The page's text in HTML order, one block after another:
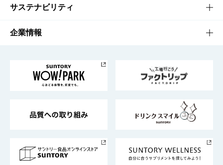
商品発売情報
栄養成分一覧
キャンペーン
工場見学
地域情報
文化・スポーツTOP
サントリーホール
サントリーサンバーズ大阪
サステナビリティ
サステナビリティTOP
サントリーが考えるサステナビリティ経営
企業情報
企業概要
採用情報